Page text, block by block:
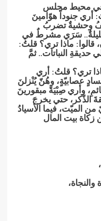
محيط مجلس‮
‬أري جنوداً‮ ‬هوّامينَ‮
‬وحشيةٌ‮ ‬تضربُ‮
عليلةٌ‮.. ‬سَرَي مشرطٌ‮ ‬في
‬قالوا‮: ‬ماذا تري؟ قلتُ‮:
حديقةِ‮ ‬النباتات‮.. ‬ثمَّ‮
تري؟ قلتُ‮: ‬أري
‬عصابيّةٍ،‮ ‬وهُنّ‮ ‬يُنْزلنَ‮
‬وأري صِبْيَةً‮ ‬مبقورينَ‮
‬الذّكر،‮ ‬حتي‮ ‬يخرجَ‮
الميّت،‮ ‬فيما الأسيادُ‮
بيت المال